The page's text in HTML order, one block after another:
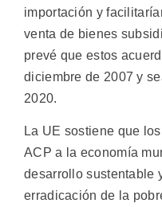
importación y
venta de bienes
prevé que estos
diciembre de 2007 y
2020.
La UE sostiene que
ACP a la economía
desarrollo sustentable
erradicación de la